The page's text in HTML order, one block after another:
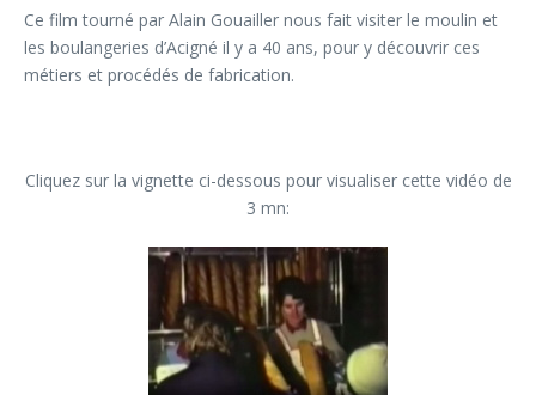
Ce film tourné par Alain Gouailler nous fait visiter le moulin et
les boulangeries d’Acigné il y a 40 ans, pour y découvrir ces
métiers et procédés de fabrication.
Cliquez sur la vignette ci-dessous pour visualiser cette vidéo de
3 mn: